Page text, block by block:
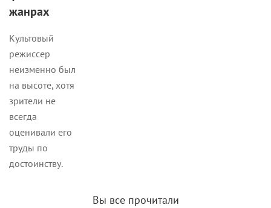
жанрах
Культовый
режиссер
неизменно был
на высоте, хотя
зрители не
всегда
оценивали его
труды по
достоинству.
Вы все прочитали